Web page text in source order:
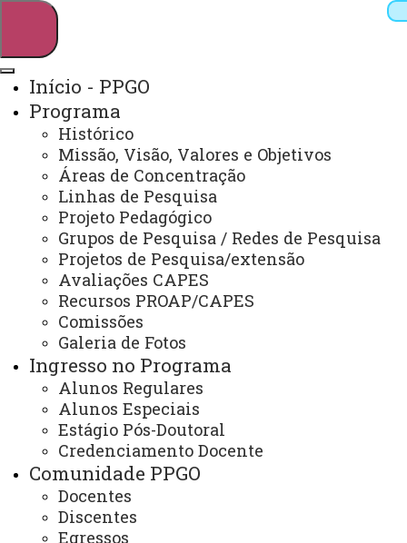
Webmail Sistemas
Arquivo Virtual
Campus
Início - PPGO
Programa
Histórico
Missão, Visão, Valores e Objetivos
Áreas de Concentração
Linhas de Pesquisa
Projeto Pedagógico
Grupos de Pesquisa / Redes de Pesquisa
Projetos de Pesquisa/extensão
Avaliações CAPES
Recursos PROAP/CAPES
Comissões
Galeria de Fotos
Ingresso no Programa
Alunos Regulares
Alunos Especiais
Estágio Pós-Doutoral
Credenciamento Docente
Comunidade PPGO
Docentes
Discentes
Egressos
Mestrado em Odontologia
Secretaria e Coordenação
ATUALIZAÇÃO MAIS RECENTE: 24 DE OUTUBRO DE
2024
ACESSOS: 644